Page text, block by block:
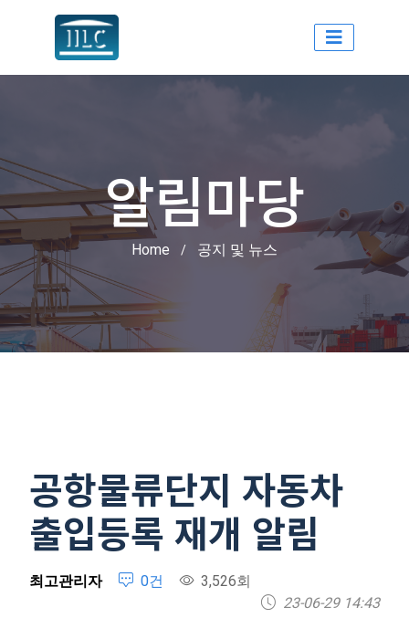
알림마당
Home / 공지 및 뉴스
공항물류단지 자동차
출입등록 재개 알림
최고관리자 0건
3,526회
23-06-29 14:43